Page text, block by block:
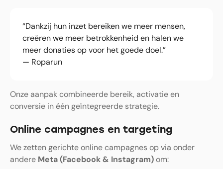
“Dankzij hun inzet bereiken we meer mensen,
creëren we meer betrokkenheid en halen we
meer donaties op voor het goede doel.”
— Roparun
Onze aanpak combineerde bereik, activatie en
conversie in één geïntegreerde strategie.
Online campagnes en targeting
We zetten gerichte online campagnes op via onder
andere Meta (Facebook & Instagram)om: